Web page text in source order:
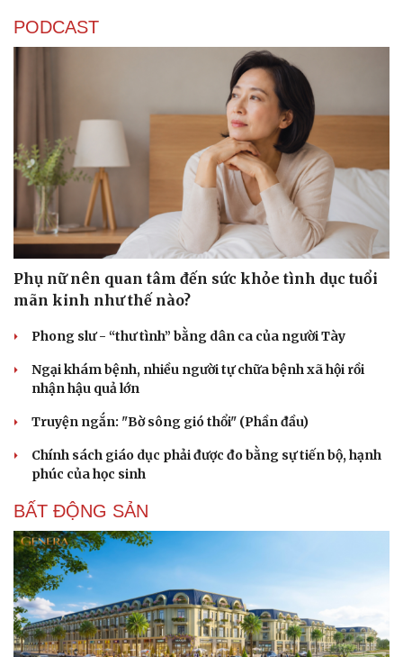
Cải chính
PODCAST
Phụ nữ nên quan tâm đến sức khỏe tình dục tuổi
mãn kinh như thế nào?
Phong slư - “thư tình” bằng dân ca của người Tày
Ngại khám bệnh, nhiều người tự chữa bệnh xã hội rồi
nhận hậu quả lớn
Truyện ngắn: "Bờ sông gió thổi" (Phần đầu)
Chính sách giáo dục phải được đo bằng sự tiến bộ, hạnh
phúc của học sinh
BẤT ĐỘNG SẢN